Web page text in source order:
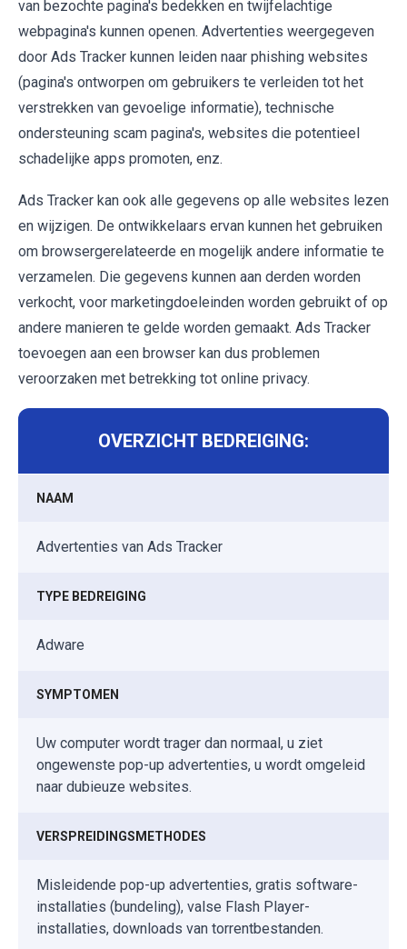
van bezochte pagina's bedekken en twijfelachtige
webpagina's kunnen openen. Advertenties weergegeven
door Ads Tracker kunnen leiden naar phishing websites
(pagina's ontworpen om gebruikers te verleiden tot het
verstrekken van gevoelige informatie), technische
ondersteuning scam pagina's, websites die potentieel
schadelijke apps promoten, enz.
Ads Tracker kan ook alle gegevens op alle websites lezen
en wijzigen. De ontwikkelaars ervan kunnen het gebruiken
om browsergerelateerde en mogelijk andere informatie te
verzamelen. Die gegevens kunnen aan derden worden
verkocht, voor marketingdoeleinden worden gebruikt of op
andere manieren te gelde worden gemaakt. Ads Tracker
toevoegen aan een browser kan dus problemen
veroorzaken met betrekking tot online privacy.
OVERZICHT BEDREIGING:
NAAM
Advertenties van Ads Tracker
TYPE BEDREIGING
Adware
SYMPTOMEN
Uw computer wordt trager dan normaal, u ziet
ongewenste pop-up advertenties, u wordt omgeleid
naar dubieuze websites.
VERSPREIDINGSMETHODES
Misleidende pop-up advertenties, gratis software-
installaties (bundeling), valse Flash Player-
installaties, downloads van torrentbestanden.